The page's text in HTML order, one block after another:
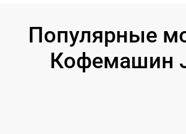
Популярные
Кофемашин